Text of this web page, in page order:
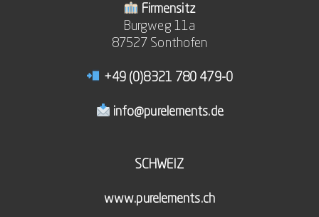
Firmensitz
Burgweg 11a
87527 Sonthofen
+49 (0)8321 780 479-0
info@purelements.de
SCHWEIZ
www.purelements.ch